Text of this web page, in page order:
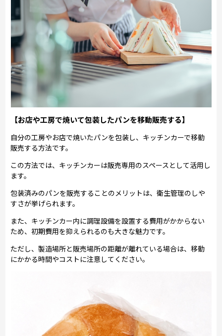
【お店や工房で焼いて包装したパンを移動販売する】
自分の工房やお店で焼いたパンを包装し、キッチンカーで移動
販売する方法です。
この方法では、キッチンカーは販売専用のスペースとして活用し
ます。
包装済みのパンを販売することのメリットは、衛生管理のしや
すさが挙げられます。
また、キッチンカー内に調理設備を設置する費用がかからない
ため、初期費用を抑えられるのも大きな魅力です。
ただし、製造場所と販売場所の距離が離れている場合は、移動
にかかる時間やコストに注意してください。